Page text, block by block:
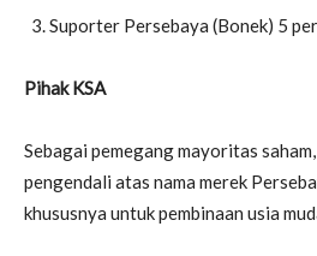
Suporter Persebaya (Bonek) 5
Pihak KSA
Sebagai pemegang mayoritas
pengendali atas nama merek
khususnya untuk pembinaan usia